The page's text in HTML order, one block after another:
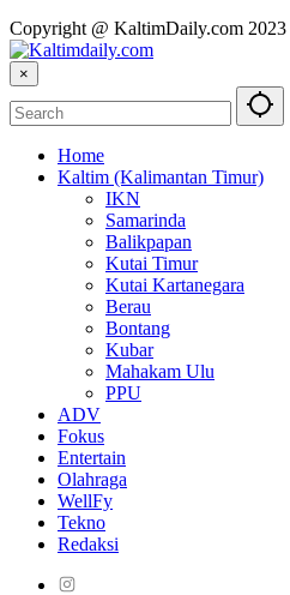
Copyright @ KaltimDaily.com 2023
×
Home
Kaltim (Kalimantan Timur)
IKN
Samarinda
Balikpapan
Kutai Timur
Kutai Kartanegara
Berau
Bontang
Kubar
Mahakam Ulu
PPU
ADV
Fokus
Entertain
Olahraga
WellFy
Tekno
Redaksi